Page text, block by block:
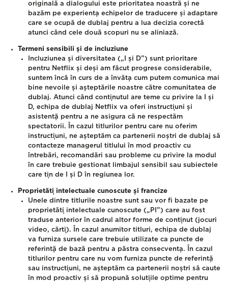
originală a dialogului este prioritatea noastră și ne
bazăm pe experiența echipelor de traducere și adaptare
care se ocupă de dublaj pentru a lua decizia corectă
atunci când cele două scopuri nu se aliniază.
Termeni sensibili și de incluziune
Incluziunea și diversitatea („I și D”) sunt prioritare
pentru Netflix și deși am făcut progrese considerabile,
suntem încă în curs de a învăța cum putem comunica mai
bine nevoile și așteptările noastre către comunitatea de
dublaj. Atunci când conținutul are teme cu privire la I și
D, echipa de dublaj Netflix va oferi instrucțiuni și
asistență pentru a ne asigura că ne respectăm
spectatorii. În cazul titlurilor pentru care nu oferim
instrucțiuni, ne așteptăm ca partenerii noștri de dublaj să
contacteze managerul titlului în mod proactiv cu
întrebări, recomandări sau probleme cu privire la modul
în care trebuie gestionat limbajul sensibil sau subiectele
care țin de I și D în regiunea lor.
Proprietăți intelectuale cunoscute și francize
Unele dintre titlurile noastre sunt sau vor fi bazate pe
proprietăți intelectuale cunoscute („PI”) care au fost
traduse anterior în cadrul altor forme de conținut (jocuri
video, cărți). În cazul anumitor titluri, echipa de dublaj
va furniza sursele care trebuie utilizate ca puncte de
referință de bază pentru a păstra consecvența. În cazul
titlurilor pentru care nu vom furniza puncte de referință
sau instrucțiuni, ne așteptăm ca partenerii noștri să caute
în mod proactiv și să propună soluțiile optime pentru